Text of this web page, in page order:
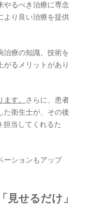
やるべき治療に専念
より良い治療を提供
治療の知識、技術を
がるメリットがあり
す。 さらに、患者
た衛生士が、その後
担当してくれるた
ーションもアップ
せるだけ」